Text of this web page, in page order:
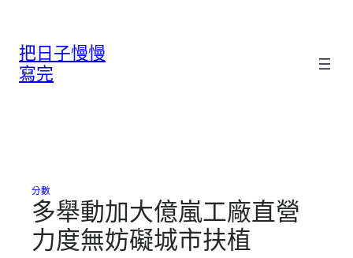
把日子慢慢
寫完
分數
多舉動加大億嵐工廠直營
力度無妨礙城市扶植